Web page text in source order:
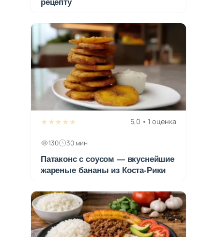
рецепту
★★★★★ 5,0 • 1 оценка
130 30 мин
Патаконс с соусом — вкуснейшие
жареные бананы из Коста-Рики